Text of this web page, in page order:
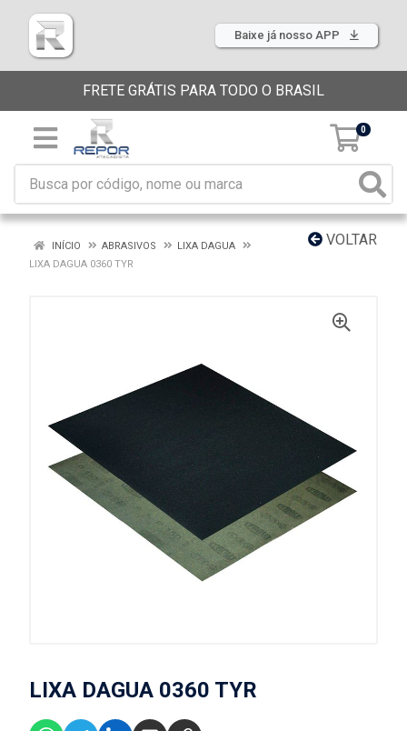
Baixe já nosso APP
FRETE GRÁTIS PARA TODO O BRASIL
0
VOLTAR
INÍCIO ABRASIVOS
LIXA DAGUA
LIXA DAGUA 0360 TYR
LIXA DAGUA 0360 TYR